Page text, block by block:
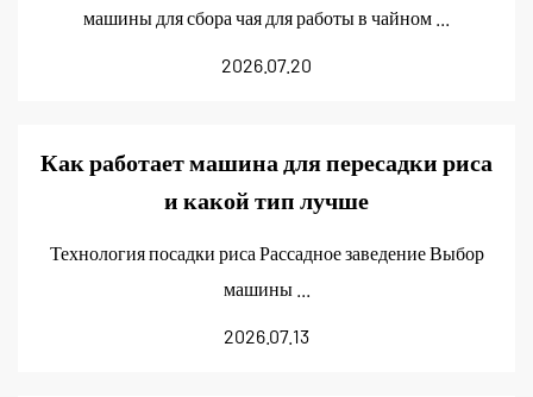
машины для сбора чая для работы в чайном ...
2026.07.20
Как работает машина для пересадки риса
и какой тип лучше
Технология посадки риса Рассадное заведение Выбор
машины ...
2026.07.13